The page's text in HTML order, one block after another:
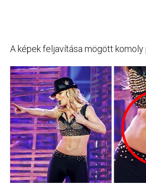
A képek feljavítása mögött komoly